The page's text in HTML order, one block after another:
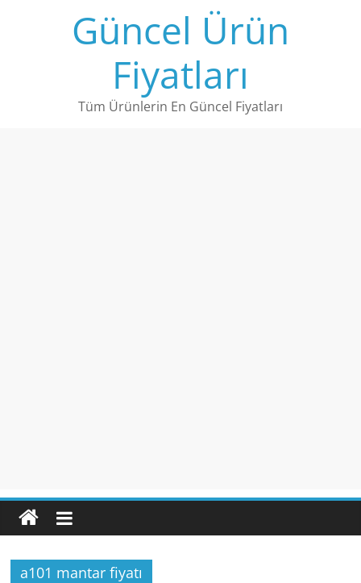
Güncel Ürün
Fiyatları
Tüm Ürünlerin En Güncel Fiyatları
a101 mantar fiyatı